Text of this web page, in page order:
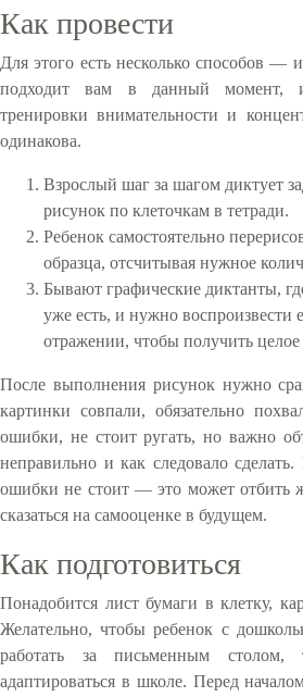
Как провести
Для этого есть несколько способов —
подходит вам в данный момент,
тренировки внимательности и
одинакова.
Взрослый шаг за шагом диктует
рисунок по клеточкам в тетради.
Ребенок самостоятельно
образца, отсчитывая нужное
Бывают графические диктанты,
уже есть, и нужно воспроизвести
отражении, чтобы получить
После выполнения рисунок нужно
картинки совпали, обязательно
ошибки, не стоит ругать, но важно
неправильно и как следовало
ошибки не стоит — это может отбить
сказаться на самооценке в будущем.
Как подготовиться
Понадобится лист бумаги в клетку,
Желательно, чтобы ребенок с
работать за письменным
адаптироваться в школе. Перед